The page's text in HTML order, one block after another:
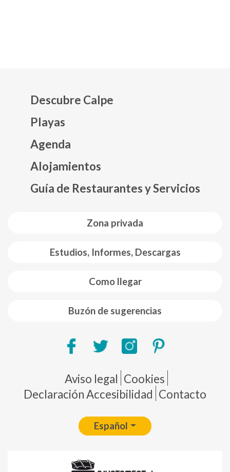
Zona privada
Estudios, Informes, Descargas
Como llegar
Buzón de sugerencias
Descubre Calpe
Playas
Agenda
Alojamientos
Guía de Restaurantes y Servicios
Pie de página
Aviso legal Cookies
Declaración Accesibilidad Contacto
Español